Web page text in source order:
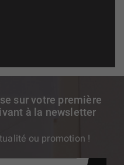
sur votre première
à la newsletter
ou promotion !